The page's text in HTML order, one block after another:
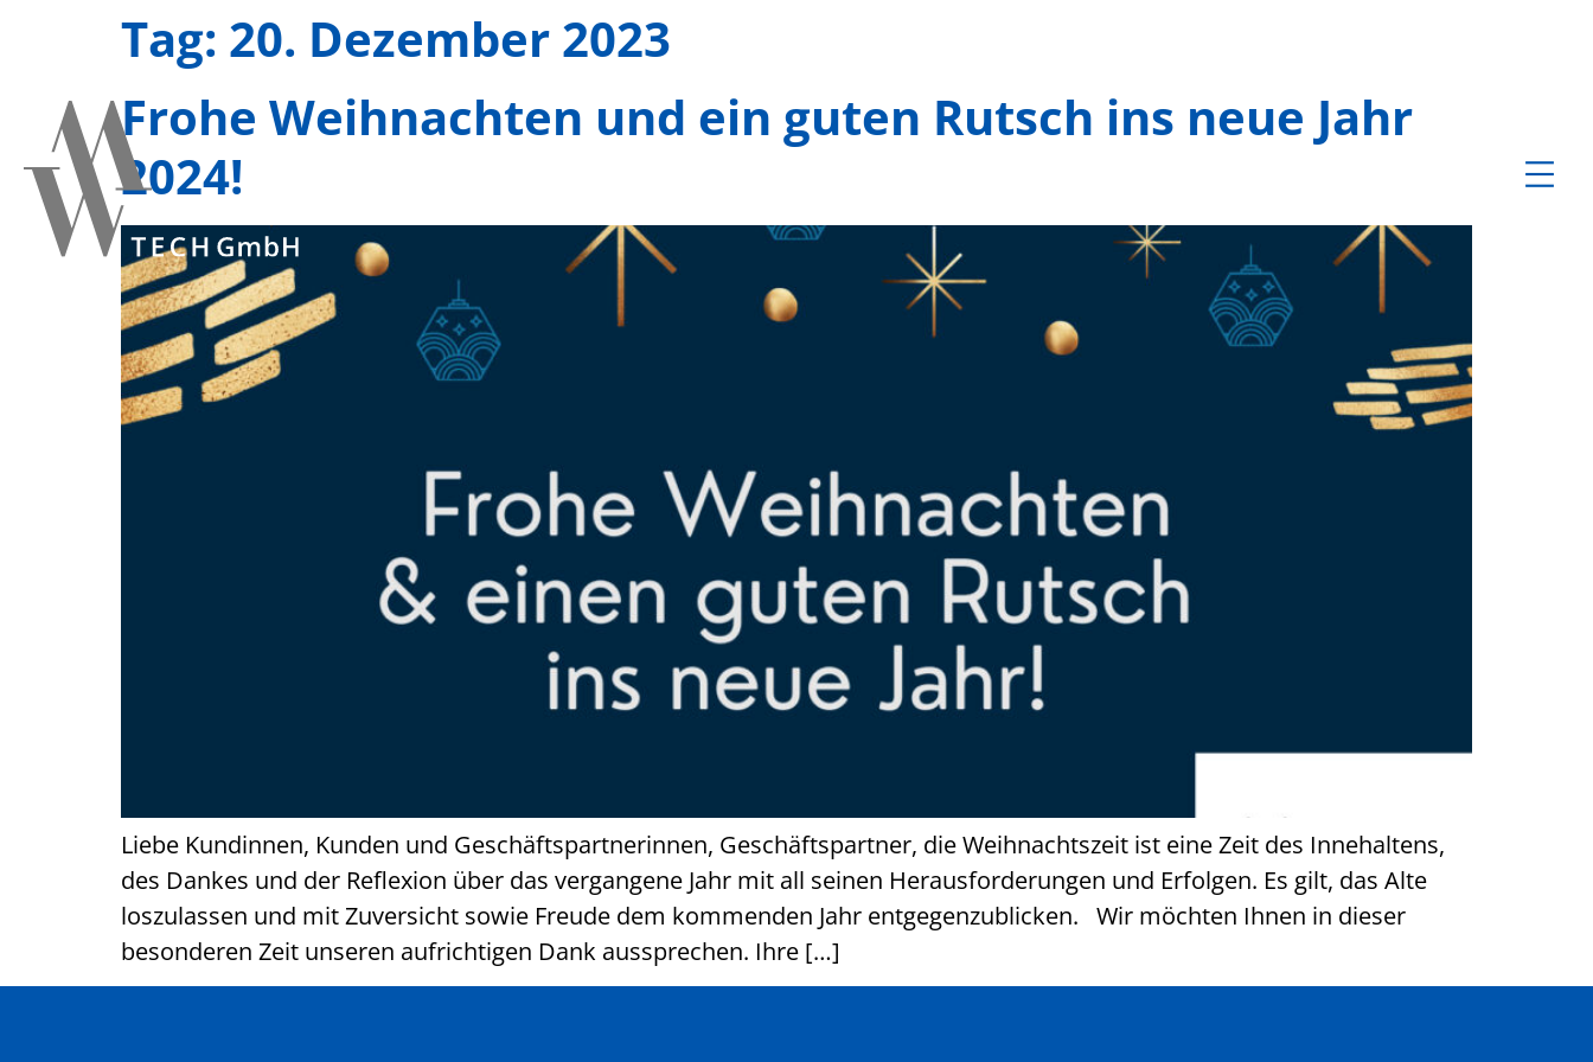
Tag: 20. Dezember 2023
Frohe Weihnachten und ein guten Rutsch ins neue Jahr
2024!
Liebe Kundinnen, Kunden und Geschäftspartnerinnen, Geschäftspartner, die Weihnachtszeit ist eine Zeit des Innehaltens,
des Dankes und der Reflexion über das vergangene Jahr mit all seinen Herausforderungen und Erfolgen. Es gilt, das Alte
loszulassen und mit Zuversicht sowie Freude dem kommenden Jahr entgegenzublicken. Wir möchten Ihnen in dieser
besonderen Zeit unseren aufrichtigen Dank aussprechen. Ihre […]